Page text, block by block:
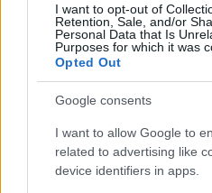
I want to opt-out of
Retention, Sale, and/or
Personal Data that Is
Purposes for which it was
Opted Out
Google consents
I want to allow Google to
related to advertising like
device identifiers in apps.